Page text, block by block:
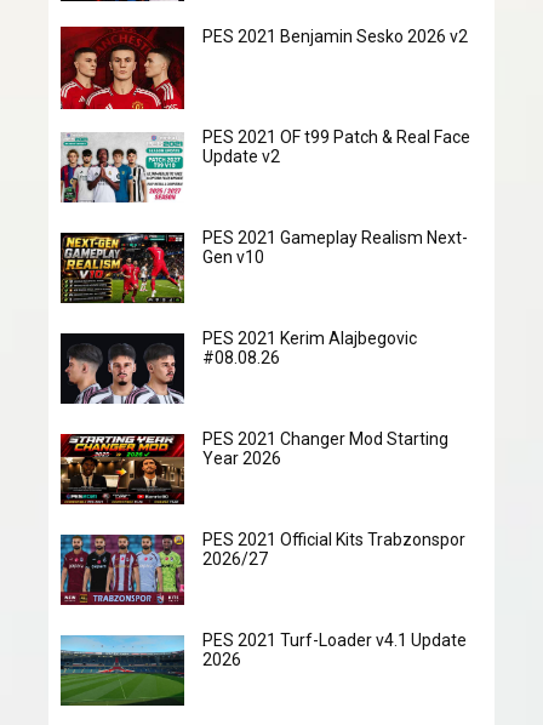
PES 2021 Benjamin Sesko 2026 v2
PES 2021 OF t99 Patch & Real Face
Update v2
PES 2021 Gameplay Realism Next-
Gen v10
PES 2021 Kerim Alajbegovic
#08.08.26
PES 2021 Changer Mod Starting
Year 2026
PES 2021 Official Kits Trabzonspor
2026/27
PES 2021 Turf-Loader v4.1 Update
2026